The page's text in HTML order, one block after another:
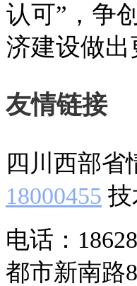
认可”，争
济建设做出
友情链接
四川西部省
18000455
电话：
都市新南路